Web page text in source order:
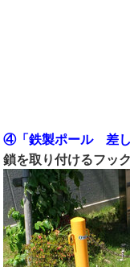
④「鉄製ポール 差し
鎖を取り付けるフッ